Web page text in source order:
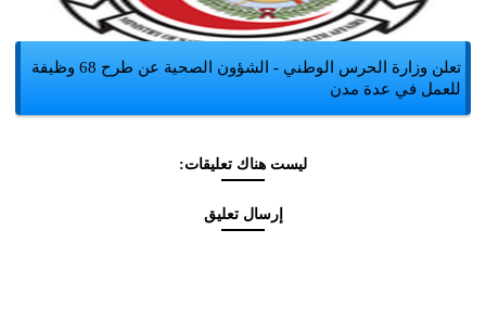
تعلن وزارة الحرس الوطني - الشؤون الصحية عن طرح 68 وظيفة
للعمل في عدة مدن
ليست هناك تعليقات:
إرسال تعليق